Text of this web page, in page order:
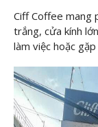
Ciff Coffee mang
trắng, cửa kính
làm việc hoặc gặp